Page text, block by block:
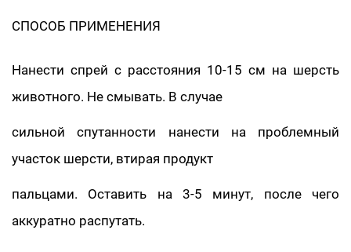
СПОСОБ ПРИМЕНЕНИЯ
Нанести спрей с расстояния 10-15 см на шерсть
животного. Не смывать. В случае
сильной спутанности нанести на проблемный
участок шерсти, втирая продукт
пальцами. Оставить на 3-5 минут, после чего
аккуратно распутать.